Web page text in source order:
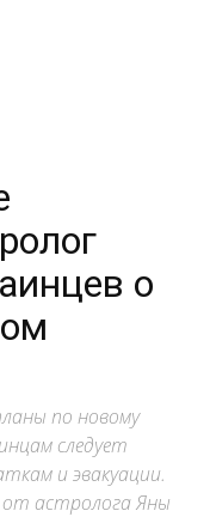
о
по новому
следует
и эвакуации.
от астролога Яны